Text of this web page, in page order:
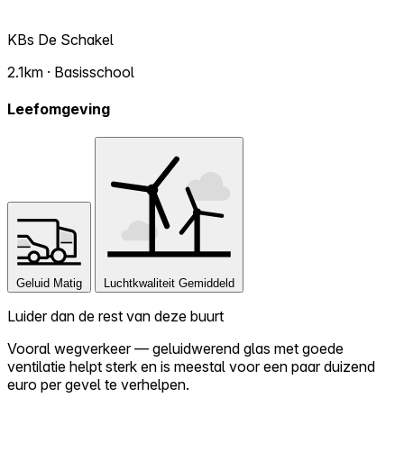
KBs De Schakel
2.1km · Basisschool
Leefomgeving
Geluid Matig Luchtkwaliteit Gemiddeld
Luider dan de rest van deze buurt
Vooral wegverkeer — geluidwerend glas met goede
ventilatie helpt sterk en is meestal voor een paar duizend
euro per gevel te verhelpen.